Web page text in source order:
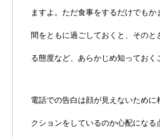
ますよ。ただ食事をするだけでも
間をともに過ごしておくと、そのと
る態度など、あらかじめ知っておく
電話での告白は顔が見えないために
クションをしているのか心配になる